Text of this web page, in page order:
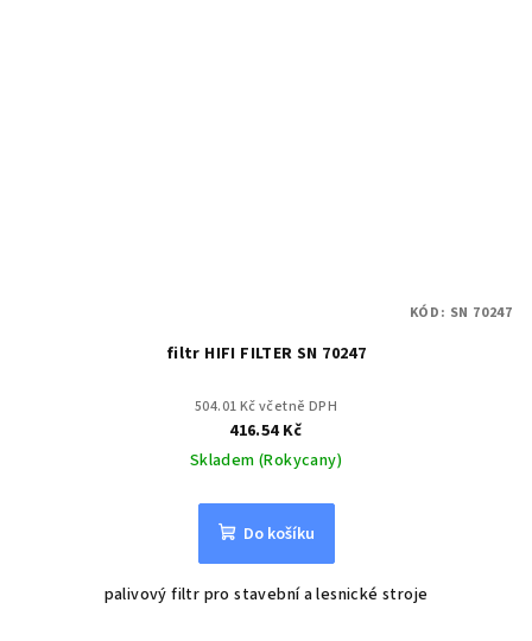
filtr HIFI FILTER SN 70247
504.01 Kč včetně DPH
416.54 Kč
Skladem (Rokycany)
Do košíku
palivový filtr pro stavební a lesnické stroje
KÓD: SN 70247